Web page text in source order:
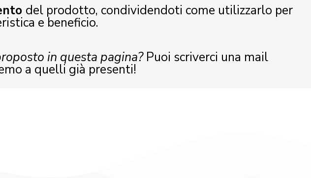
del prodotto, condividendoti come utilizzarlo per
e beneficio.
in questa pagina?Puoi scriverci una mail
a quelli già presenti!